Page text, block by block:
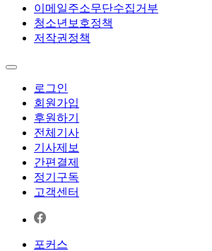
이메일주소무단수집거부
청소년보호정책
저작권정책
로그인
회원가입
후원하기
전체기사
기사제보
간편결제
정기구독
고객센터
포커스